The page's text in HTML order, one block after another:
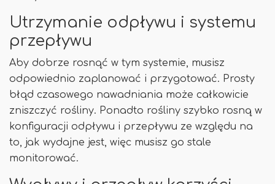
Utrzymanie odpływu i systemu
przepływu
Aby dobrze rosnąć w tym systemie, musisz
odpowiednio zaplanować i przygotować. Prosty
błąd czasowego nawadniania może całkowicie
zniszczyć rośliny. Ponadto rośliny szybko rosną w
konfiguracji odpływu i przepływu ze względu na
to, jak wydajne jest, więc musisz go stale
monitorować.